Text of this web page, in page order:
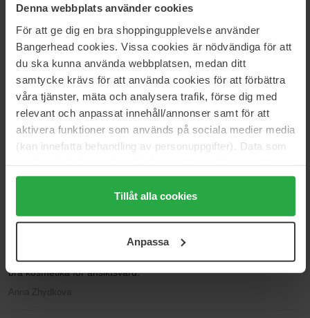
Denna webbplats använder cookies
För att ge dig en bra shoppingupplevelse använder
Bangerhead cookies. Vissa cookies är nödvändiga för att
du ska kunna använda webbplatsen, medan ditt
samtycke krävs för att använda cookies för att förbättra
våra tjänster, mäta och analysera trafik, förse dig med
relevant och anpassat innehåll/annonser samt för att
aktivera funktioner som används på sociala medier media
(kan innefatta behandling av personuppgifter). Data som
trycka på "Tillåt alla cookies" accepterar du alla cookies,
medan du under "Detaljer" kan anpassa användningen av
cookies. Du kan när som helst återkalla ditt samtycke.
Tillåt alla cookies
Anpassa
Den här krämen är väldigt bra och jag har sett resultat
Muna Abubakar Abdalla Daud
2024-12-01
Helt outstanding
2024-11-26
Niki Pentafronimou
bra kosmetika för ansiktsvård.
Anna Zhydkova